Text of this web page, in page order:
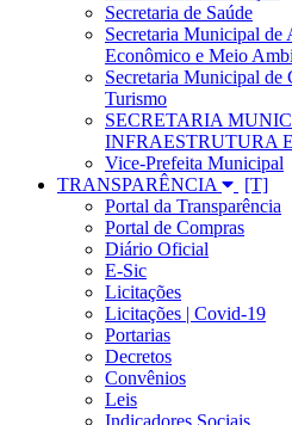
Secretaria de Saúde
Secretaria Municipal
Econômico e Meio
Secretaria Municipal de
Turismo
SECRETARIA
INFRAESTRUTURA
Vice-Prefeita Municipal
TRANSPARÊNCIA
Portal da Transparência
Portal de Compras
Diário Oficial
E-Sic
Licitações
Licitações | Covid-19
Portarias
Decretos
Convênios
Leis
Indicadores Sociais